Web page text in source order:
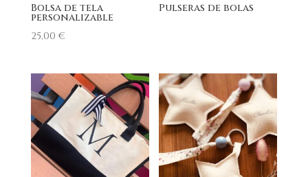
Bolsa de tela
personalizable
25,00€
Pulseras de bolas